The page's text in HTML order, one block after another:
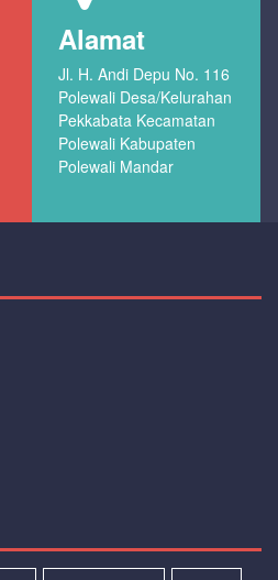
Alamat
Jl. H. Andi Depu No. 116
Polewali Desa/Kelurahan
Pekkabata Kecamatan
Polewali Kabupaten
Polewali Mandar